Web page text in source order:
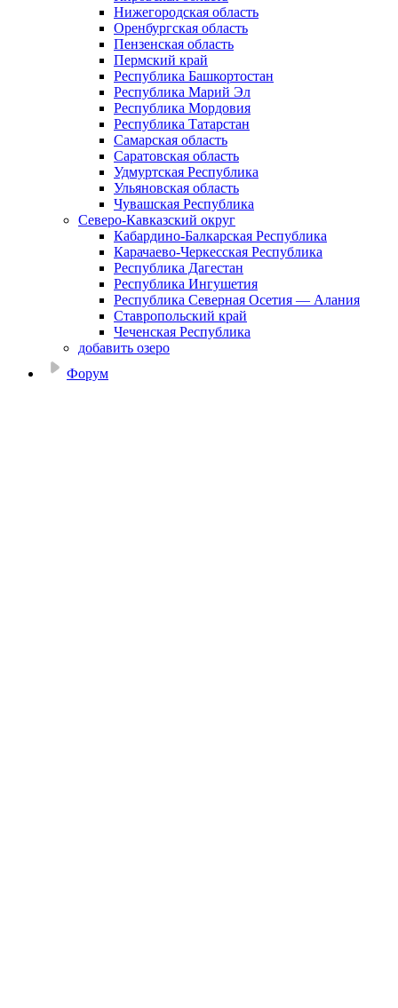
Нижегородская область
Оренбургская область
Пензенская область
Пермский край
Республика Башкортостан
Республика Марий Эл
Республика Мордовия
Республика Татарстан
Самарская область
Саратовская область
Удмуртская Республика
Ульяновская область
Чувашская Республика
Северо-Кавказский округ
Кабардино-Балкарская Республика
Карачаево-Черкесская Республика
Республика Дагестан
Республика Ингушетия
Республика Северная Осетия — Алания
Ставропольский край
Чеченская Республика
добавить озеро
Форум